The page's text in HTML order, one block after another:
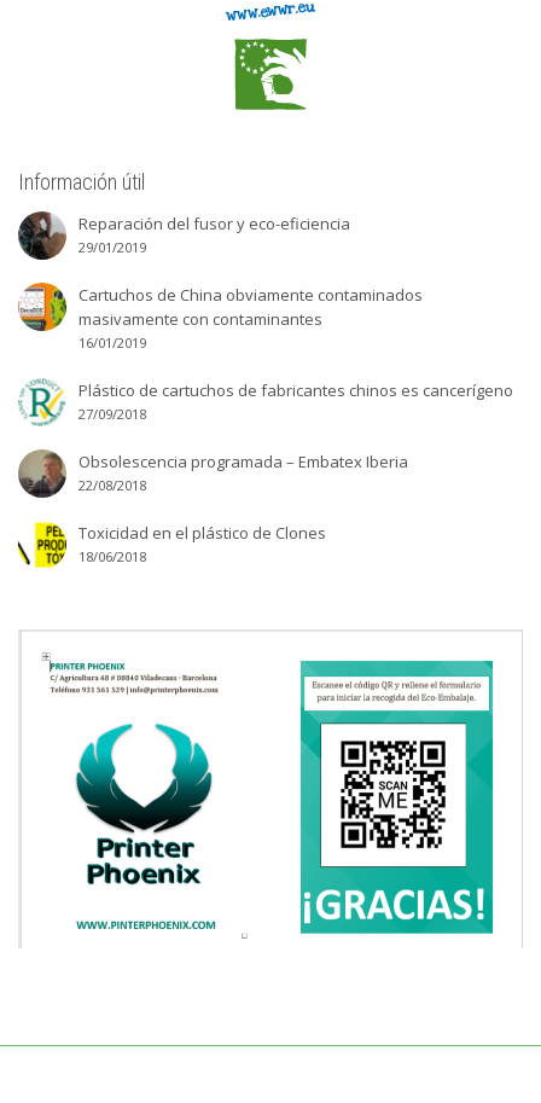
Información útil
Reparación del fusor y eco-eficiencia
29/01/2019
Cartuchos de China obviamente contaminados
masivamente con contaminantes
16/01/2019
Plástico de cartuchos de fabricantes chinos es cancerígeno
27/09/2018
Obsolescencia programada – Embatex Iberia
22/08/2018
Toxicidad en el plástico de Clones
18/06/2018